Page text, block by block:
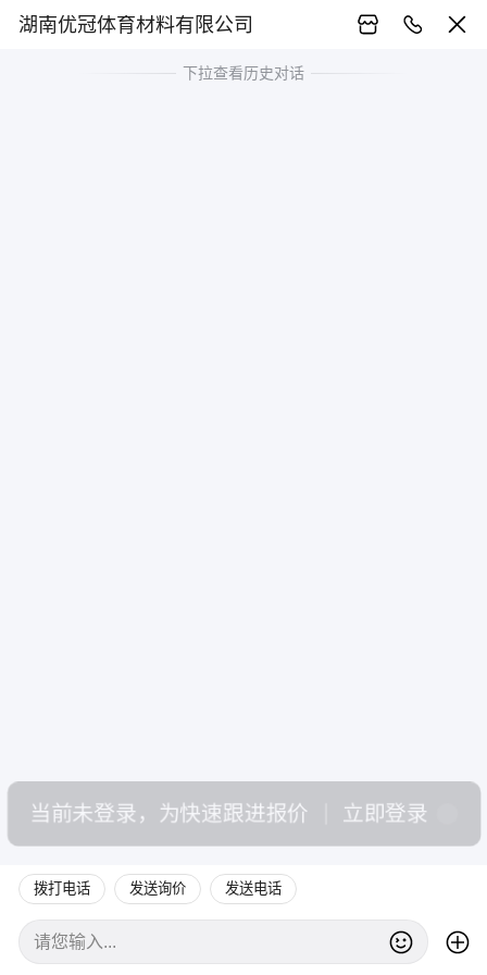
湖南优冠体育材料有限公司
下拉查看历史对话
拨打电话 发送询价 发送电话
当前未登录，为快速跟进报价 立即登录